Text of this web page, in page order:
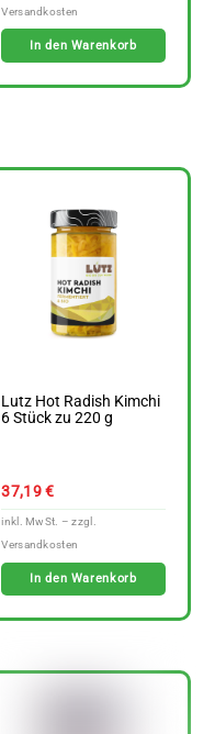
In den Warenkorb
Lutz Hot Radish Kimchi
6 Stück zu 220 g
37,19€
In den Warenkorb